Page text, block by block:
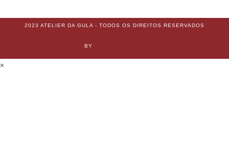
2023 ATELIER DA GULA - TODOS OS DIREITOS RESERVADOS
BY
×